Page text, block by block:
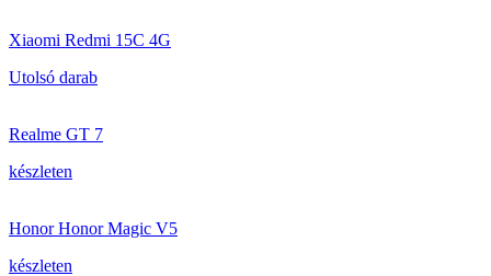
Xiaomi Redmi 15C 4G
Utolsó darab
Realme GT 7
készleten
Honor Honor Magic V5
készleten